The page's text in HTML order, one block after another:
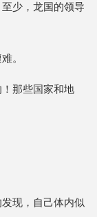
少，龙国的领导
。
那些国家和地
现，自己体内似